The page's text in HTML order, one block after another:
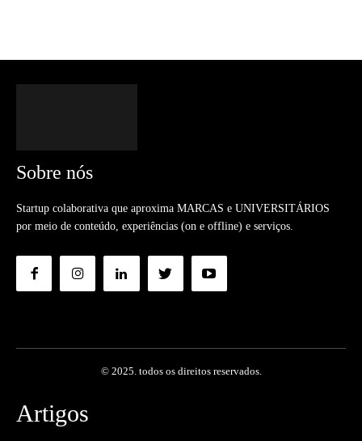
Sobre nós
Startup colaborativa que aproxima MARCAS e UNIVERSITÁRIOS
por meio de conteúdo, experiências (on e offline) e serviços.
© 2025. todos os direitos reservados.
Artigos